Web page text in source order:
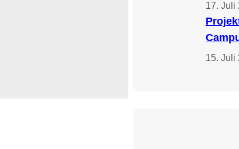
17. Juli
15. Juli